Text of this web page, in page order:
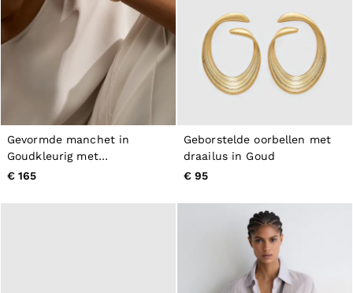
Gevormde manchet in
Goudkleurig met
kiezelkleurig
€ 165
Geborstelde oorbellen met
draailus in Goud
€ 95